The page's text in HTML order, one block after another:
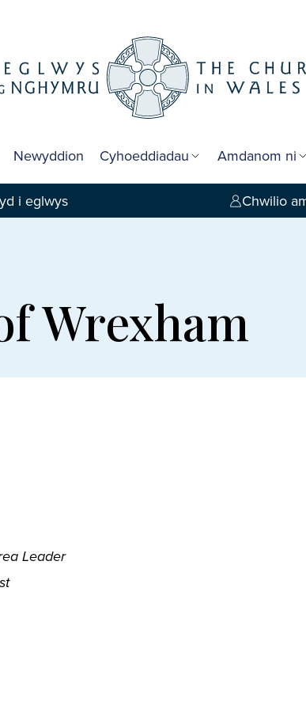
Newyddion Cyhoeddiadau Amdanom ni
i eglwys Chwilio
Wrexham
Leader